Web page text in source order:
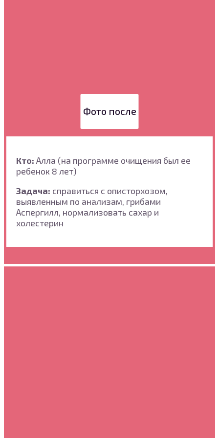
Фото после
Кто: Алла (на программе очищения был ее
ребенок 8 лет)
Задача: справиться с описторхозом,
выявленным по анализам, грибами
Аспергилл, нормализовать сахар и
холестерин